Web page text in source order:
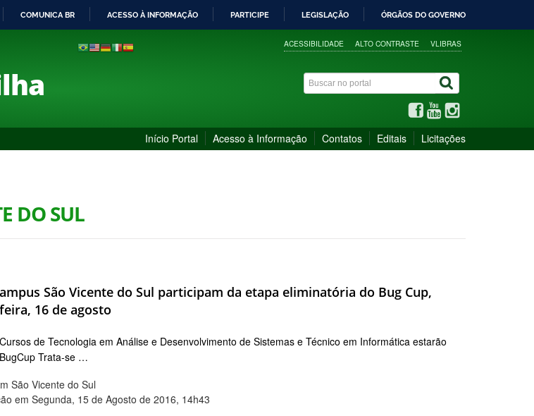
PARA
COMUNICA BR ACESSO À INFORMAÇÃO PARTICIPE LEGISLAÇÃO ÓRGÃOS DO GOVERNO
ACESSIBILIDADE ALTO CONTRASTE VLIBRAS
Início Portal Acesso à Informação Contatos Editais Licitações
DO SUL
São Vicente do Sul participam da etapa eliminatória do Bug Cup,
16 de agosto
de Tecnologia em Análise e Desenvolvimento de Sistemas e Técnico em Informática estarão
Trata-se …
São Vicente do Sul
em Segunda, 15 de Agosto de 2016, 14h43